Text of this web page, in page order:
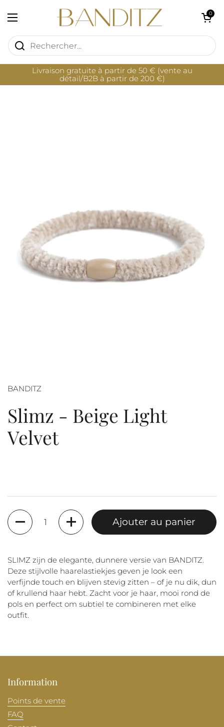
Ouvrir le menu
Ouvrir le
0
Livraison gratuite à partir de 50 € (vente au
détail/B2B à partir de 200 €)
BANDITZ
Slimz - Beige Light
Velvet
Quantité
Ajouter au panier
SLIMZ zijn de elegante, dunnere versie van BANDITZ.
Deze stijlvolle haarelastiekjes geven je look een
verfijnde touch en blijven stevig zitten – of je nu dik, dun
of krullend haar hebt. Zacht voor je haar, mooi rond de
pols en perfect om subtiel te combineren met elke
outfit.
Information
Points de vente
FAQ